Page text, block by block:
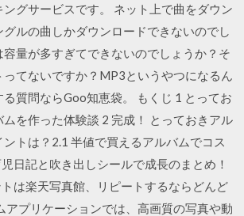
グサービスです。 ネット上で曲をダウン
ルの曲しかダウンロードできないのでし
容量が多すぎてできないのでしょうか？そ
てないですか？MP3というやつになるん
質問ならGoo知恵袋。 もくじ 1 とってお
ムを作った体験談 2 完成！ とっておきアル
トは？2.1 半値で買えるアルバムでコス
日記と吹き出しシールで成長のまとめ！
は楽天写真館、リピートするならどんど
アプリケーションでは、高画質の写真や動